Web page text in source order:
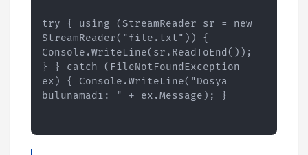
try { using (StreamReader sr = new
StreamReader("file.txt")) {
Console.WriteLine(sr.ReadToEnd());
} } catch (FileNotFoundException
ex) { Console.WriteLine("Dosya
bulunamadı: " + ex.Message); }